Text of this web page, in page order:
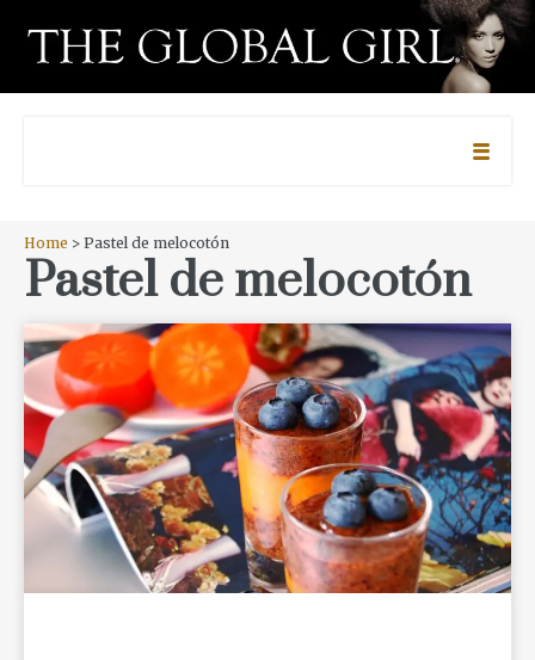
Home > Pastel de melocotón
Pastel de melocotón